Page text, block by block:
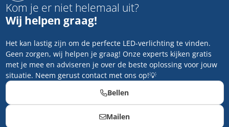
Kom je er niet helemaal uit?
Wij helpen graag!
Het kan lastig zijn om de perfecte LED-verlichting te vinden.
Geen zorgen, wij helpen je graag! Onze experts kijken gratis
met je mee en adviseren je over de beste oplossing voor jouw
situatie. Neem gerust contact met ons op!💡
Bellen
Mailen